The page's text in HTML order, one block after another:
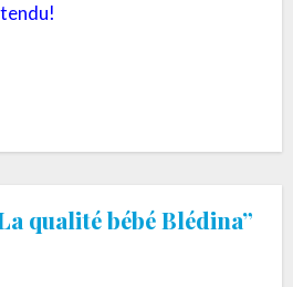
qualité bébé Blédina”